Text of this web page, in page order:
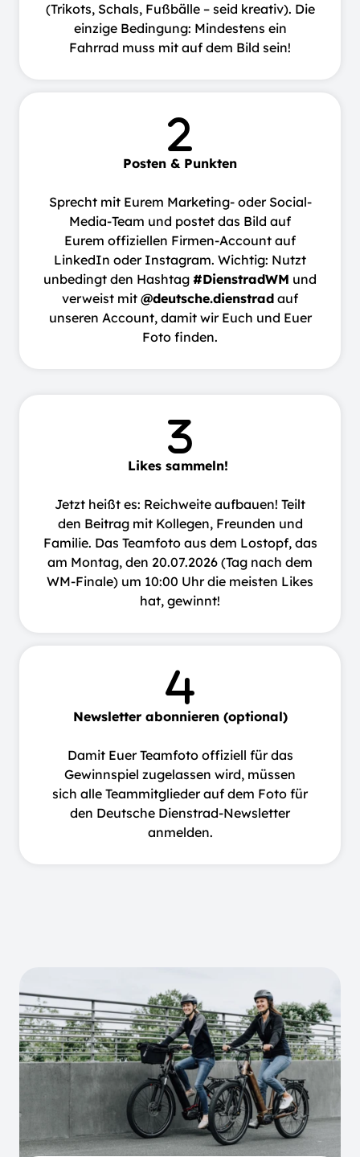
(Trikots, Schals, Fußbälle – seid kreativ). Die
einzige Bedingung: Mindestens ein
Fahrrad muss mit auf dem Bild sein!
Posten & Punkten
Sprecht mit Eurem Marketing- oder Social-
Media-Team und postet das Bild auf
Eurem offiziellen Firmen-Account auf
LinkedIn oder Instagram. Wichtig: Nutzt
unbedingt den Hashtag #DienstradWM und
verweist mit @deutsche.dienstrad auf
unseren Account, damit wir Euch und Euer
Foto finden.
Likes sammeln!
Jetzt heißt es: Reichweite aufbauen! Teilt
den Beitrag mit Kollegen, Freunden und
Familie. Das Teamfoto aus dem Lostopf, das
am Montag, den 20.07.2026 (Tag nach dem
WM-Finale) um 10:00 Uhr die meisten Likes
hat, gewinnt!
Newsletter abonnieren (optional)
Damit Euer Teamfoto offiziell für das
Gewinnspiel zugelassen wird, müssen
sich alle Teammitglieder auf dem Foto für
den Deutsche Dienstrad-Newsletter
anmelden.